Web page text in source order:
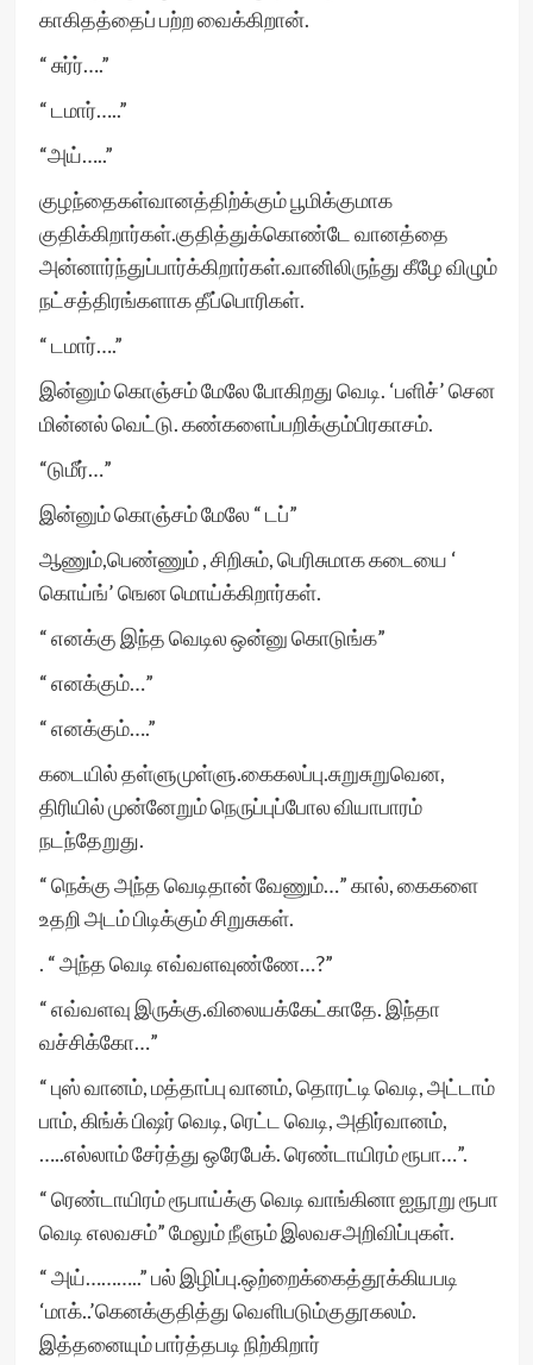
காகிதத்தைப் பற்ற வைக்கிறான்.
“ சுர்ர்….”
“ டமார்…..”
“அய்…..”
குழந்தைகள்வானத்திற்க்கும் பூமிக்குமாக
குதிக்கிறார்கள்.குதித்துக்கொண்டே வானத்தை
அன்னார்ந்துப்பார்க்கிறார்கள்.வானிலிருந்து கீழே விழும்
நட்சத்திரங்களாக தீப்பொரிகள்.
“ டமார்….”
இன்னும் கொஞ்சம் மேலே போகிறது வெடி. ‘பளிச்’ சென
மின்னல் வெட்டு. கண்களைப்பறிக்கும்பிரகாசம்.
“டுமீர்…”
இன்னும் கொஞ்சம் மேலே “ டப்”
ஆணும்,பெண்ணும் , சிறிசும், பெரிசுமாக கடையை ‘
கொய்ங்’ ஙென மொய்க்கிறார்கள்.
“ எனக்கு இந்த வெடில ஒன்னு கொடுங்க”
“ எனக்கும்…”
“ எனக்கும்….”
கடையில் தள்ளுமுள்ளு.கைகலப்பு.சுறுசுறுவென,
திரியில் முன்னேறும் நெருப்புப்போல வியாபாரம்
நடந்தேறுது.
“ நெக்கு அந்த வெடிதான் வேணும்…” கால், கைகளை
உதறி அடம் பிடிக்கும் சிறுசுகள்.
. “ அந்த வெடி எவ்வளவுண்ணே…?”
“ எவ்வளவு இருக்கு.விலையக்கேட்காதே. இந்தா
வச்சிக்கோ…”
“ புஸ் வானம், மத்தாப்பு வானம், தொரட்டி வெடி, அட்டாம்
பாம், கிங்க் பிஷர் வெடி, ரெட்ட வெடி, அதிர்வானம்,
…..எல்லாம் சேர்த்து ஒரேபேக். ரெண்டாயிரம் ரூபா…”.
“ ரெண்டாயிரம் ரூபாய்க்கு வெடி வாங்கினா ஐநூறு ரூபா
வெடி எலவசம்” மேலும் நீளும் இலவசஅறிவிப்புகள்.
“ அய்………..” பல் இழிப்பு.ஒற்றைக்கைத்தூக்கியபடி
‘மாக்..’கெனக்குதித்து வெளிபடும்குதூகலம்.
இத்தனையும் பார்த்தபடி நிற்கிறார்